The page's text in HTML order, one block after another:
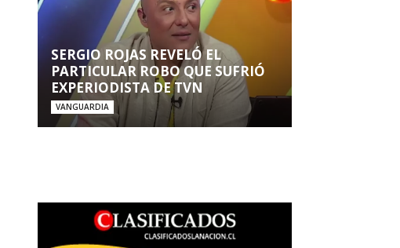
SERGIO ROJAS REVELÓ EL
PARTICULAR ROBO QUE SUFRIÓ
EXPERIODISTA DE TVN
VANGUARDIA